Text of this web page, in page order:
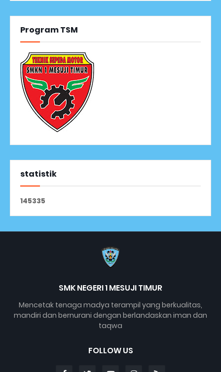
Program TSM
statistik
145335
SMK NEGERI 1 MESUJI TIMUR
Mencetak tenaga madya terampil yang berkualitas,
mandiri dan bernurani dengan berlandaskan iman dan
taqwa
FOLLOW US